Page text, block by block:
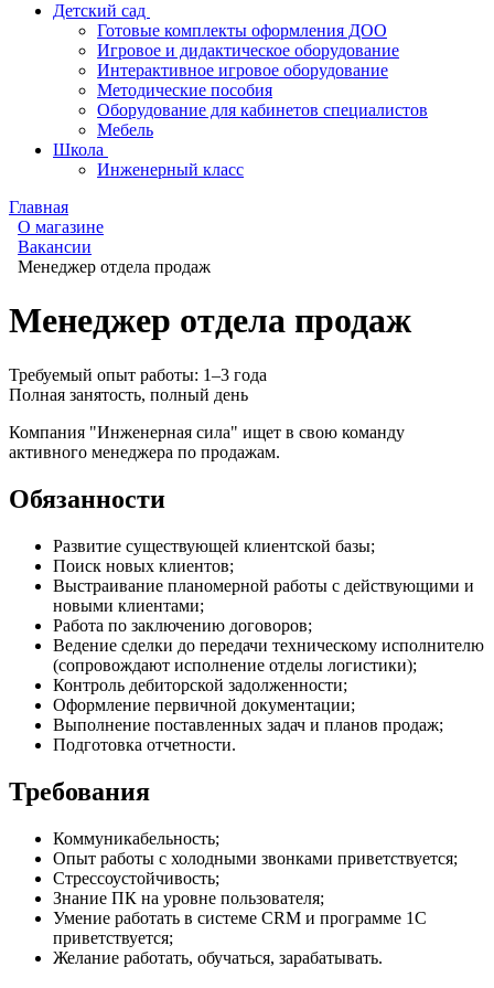
Детский сад
Готовые комплекты оформления ДОО
Игровое и дидактическое оборудование
Интерактивное игровое оборудование
Методические пособия
Оборудование для кабинетов специалистов
Мебель
Школа
Инженерный класс
Главная
О магазине
Вакансии
Менеджер отдела продаж
Менеджер отдела продаж
Требуемый опыт работы: 1–3 года
Полная занятость, полный день
Компания "Инженерная сила" ищет в свою команду
активного менеджера по продажам.
Обязанности
Развитие существующей клиентской базы;
Поиск новых клиентов;
Выстраивание планомерной работы с действующими и
новыми клиентами;
Работа по заключению договоров;
Ведение сделки до передачи техническому исполнителю
(сопровождают исполнение отделы логистики);
Контроль дебиторской задолженности;
Оформление первичной документации;
Выполнение поставленных задач и планов продаж;
Подготовка отчетности.
Требования
Коммуникабельность;
Опыт работы с холодными звонками приветствуется;
Стрессоустойчивость;
Знание ПК на уровне пользователя;
Умение работать в системе СRМ и программе 1С
приветствуется;
Желание работать, обучаться, зарабатывать.